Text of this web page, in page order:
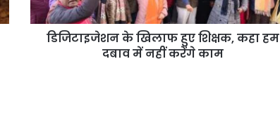
के
खि
डिजिटाइजेशन के खिलाफ हुए शिक्षक, कहा हम
दबाव में नहीं करेंगे काम